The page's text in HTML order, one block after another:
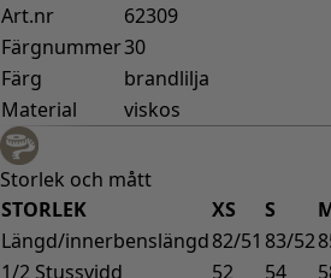
Art.nr
62309
Färgnummer30
Färg
brandlilja
Material
viskos
Storlek och mått
STORLEK
XS S
Längd/innerbenslängd82/51 83/52
1/2 Stussvidd
52 54